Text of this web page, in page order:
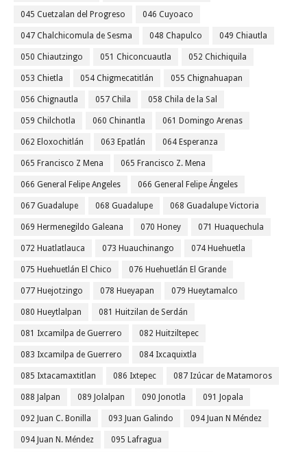
045 Cuetzalan del Progreso 046 Cuyoaco
047 Chalchicomula de Sesma 048 Chapulco 049 Chiautla
050 Chiautzingo 051 Chiconcuautla 052 Chichiquila
053 Chietla 054 Chigmecatitlán 055 Chignahuapan
056 Chignautla 057 Chila 058 Chila de la Sal
059 Chilchotla 060 Chinantla 061 Domingo Arenas
062 Eloxochitlán 063 Epatlán 064 Esperanza
065 Francisco Z Mena 065 Francisco Z. Mena
066 General Felipe Angeles 066 General Felipe Ángeles
067 Guadalupe 068 Guadalupe 068 Guadalupe Victoria
069 Hermenegildo Galeana 070 Honey 071 Huaquechula
072 Huatlatlauca 073 Huauchinango 074 Huehuetla
075 Huehuetlán El Chico 076 Huehuetlán El Grande
077 Huejotzingo 078 Hueyapan 079 Hueytamalco
080 Hueytlalpan 081 Huitzilan de Serdán
081 Ixcamilpa de Guerrero 082 Huitziltepec
083 Ixcamilpa de Guerrero 084 Ixcaquixtla
085 Ixtacamaxtitlan 086 Ixtepec 087 Izúcar de Matamoros
088 Jalpan 089 Jolalpan 090 Jonotla 091 Jopala
092 Juan C. Bonilla 093 Juan Galindo 094 Juan N Méndez
094 Juan N. Méndez 095 Lafragua